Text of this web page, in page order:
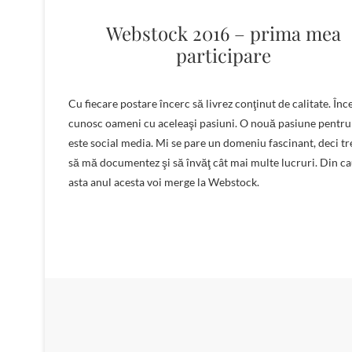
Webstock 2016 – prima mea
participare
Cu fiecare postare încerc să livrez conţinut de calitate.
cunosc oameni cu aceleaşi pasiuni. O nouă pasiune
este social media. Mi se pare un domeniu fascinant, deci
să mă documentez şi să învăţ cât mai multe lucruri. Din
asta anul acesta voi merge la Webstock.